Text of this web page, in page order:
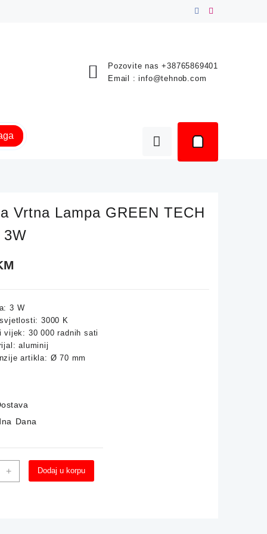
Pozovite nas +38765869401
Email :info@tehnob.com
Vrtna Lampa GREEN TECH
3W
3 W
3000 K
vijek: 30 000 radnih sati
aluminij
artikla: Ø 70 mm
Dana
+ Dodaj u korpu